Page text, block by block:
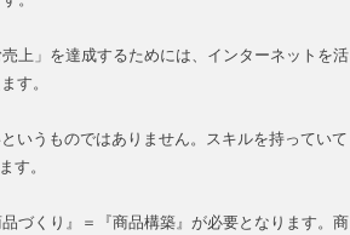
上」を達成するためには、インターネットを活
す。
いうものではありません。スキルを持っていて
す。
づくり』＝『商品構築』が必要となります。商